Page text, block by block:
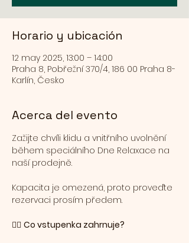
Horario y ubicación
12 may 2025, 13:00 – 14:00
Praha 8, Pobřežní 370/4, 186 00 Praha 8-
Karlín, Česko
Acerca del evento
Zažijte chvíli klidu a vnitřního uvolnění
během speciálního Dne Relaxace na
naší prodejně.
Kapacita je omezená, proto proveďte
rezervaci prosím předem.
🧘‍♀️ Co vstupenka zahrnuje?